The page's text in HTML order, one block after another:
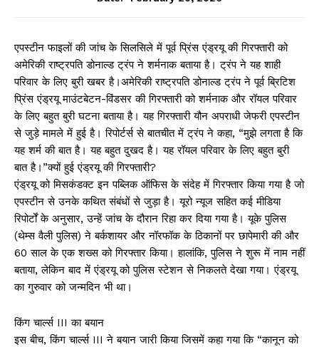
एपस्टीन फाइलों की जांच के सिलसिले में पूर्व प्रिंस एंड्रयू की गिरफ्तारी को
अमेरिकी राष्ट्रपति डोनाल्ड ट्रंप ने शर्मनाक बताया है। ट्रंप ने यह शाही
परिवार के लिए बुरी खबर है।अमेरिकी राष्ट्रपति डोनाल्ड ट्रंप ने पूर्व ब्रिटिश
प्रिंस एंड्रयू माउंटबेटन-विंडसर की गिरफ्तारी को शर्मनाक और रॉयल परिवार
के लिए बहुत बुरी घटना बताया है। यह गिरफ्तारी यौन अपराधी जेफरी एपस्टीन
से जुड़े मामले में हुई है। रिपोर्टर्स से बातचीत में ट्रंप ने कहा, “मुझे लगता है कि
यह शर्म की बात है। यह बहुत दुखद है। यह रॉयल परिवार के लिए बहुत बुरी
बात है।”क्यों हुई एंड्रयू की गिरफ्तारी?
एंड्रयू को मिसकंडक्ट इन पब्लिक ऑफिस के संदेह में गिरफ्तार किया गया है जो
एपस्टीन से उनके कथित संबंधों से जुड़ा है। यूरो न्यूज सहित कई मीडिया
रिपोर्टों के अनुसार, उन्हें जांच के दौरान रिहा कर दिया गया है। यूके पुलिस
(थेम्स वैली पुलिस) ने बर्कशायर और नॉरफॉक के ठिकानों पर छापेमारी की और
60 साल के एक शख्स को गिरफ्तार किया। हालांकि, पुलिस ने शुरू में नाम नहीं
बताया, लेकिन बाद में एंड्रयू को पुलिस स्टेशन से निकलते देखा गया। एंड्रयू
का गुरुवार को जन्मदिन भी था।
किंग चार्ल्स III का बयान
इस बीच, किंग चार्ल्स III ने बयान जारी किया जिसमें कहा गया कि “कानून को